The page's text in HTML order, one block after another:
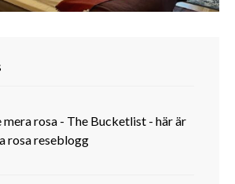
mera rosa - The Bucketlist - här är
rosa reseblogg